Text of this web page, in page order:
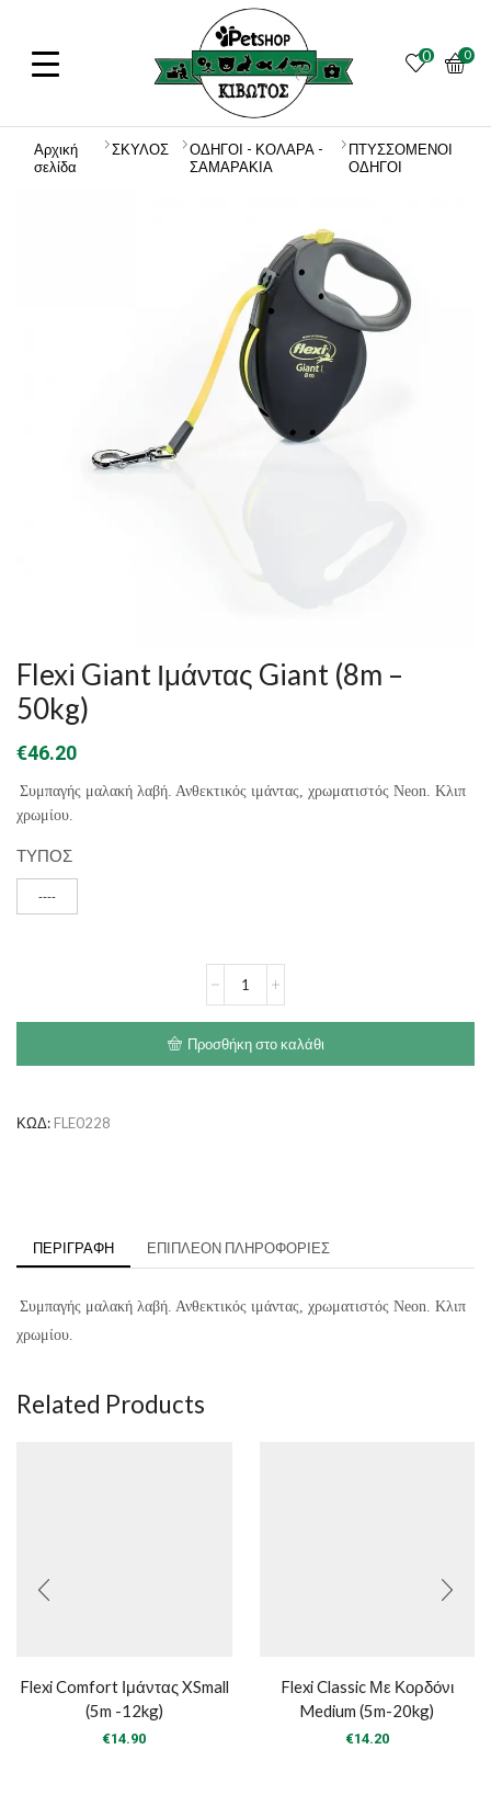
0 0
Αρχική
σελίδα
ΣΚΥΛΟΣ
ΟΔΗΓΟΙ - ΚΟΛΑΡΑ -
ΣΑΜΑΡΑΚΙΑ
ΠΤΥΣΣΟΜΕΝΟΙ
ΟΔΗΓΟΙ
Flexi Giant Ιμάντας Giant (8m –
50kg)
€46.20
Συμπαγής μαλακή λαβή. Ανθεκτικός ιμάντας, χρωματιστός Neon. Κλιπ
χρωμίου.
ΤΥΠΟΣ
----
(8m
-
Προσθήκη στο καλάθι
ΚΩΔ: FLE0228
ΠΕΡΙΓΡΑΦΉ ΕΠΙΠΛΈΟΝ ΠΛΗΡΟΦΟΡΊΕΣ
Συμπαγής μαλακή λαβή. Ανθεκτικός ιμάντας, χρωματιστός Neon. Κλιπ
χρωμίου.
Related Products
Flexi Comfort Ιμάντας XSmall
(5m -12kg)
€14.90
Flexi Classic Με Κορδόνι
Medium (5m-20kg)
€14.20